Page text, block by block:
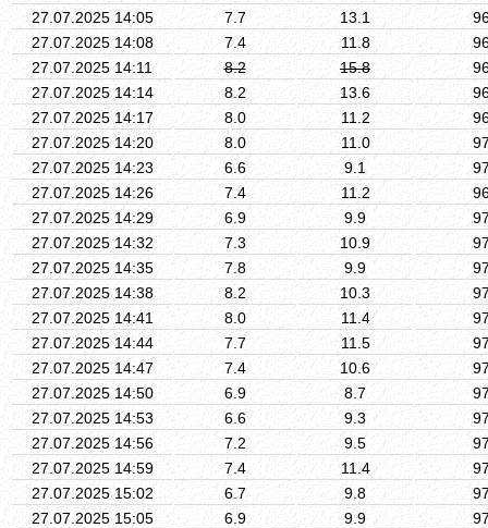
27.07.2025 14:05
7.7 13.1
27.07.2025 14:08
7.4 11.8
27.07.2025 14:11
8.2 15.8
27.07.2025 14:14
8.2 13.6
27.07.2025 14:17
8.0 11.2
27.07.2025 14:20
8.0 11.0
27.07.2025 14:23
6.6 9.1
27.07.2025 14:26
7.4 11.2
27.07.2025 14:29
6.9 9.9
27.07.2025 14:32
7.3 10.9
27.07.2025 14:35
7.8 9.9
27.07.2025 14:38
8.2 10.3
27.07.2025 14:41
8.0 11.4
27.07.2025 14:44
7.7 11.5
27.07.2025 14:47
7.4 10.6
27.07.2025 14:50
6.9 8.7
27.07.2025 14:53
6.6 9.3
27.07.2025 14:56
7.2 9.5
27.07.2025 14:59
7.4 11.4
27.07.2025 15:02
6.7 9.8
27.07.2025 15:05
6.9 9.9